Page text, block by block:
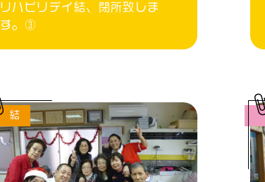
リハビリデイ結、閉所致しま
す。③
結